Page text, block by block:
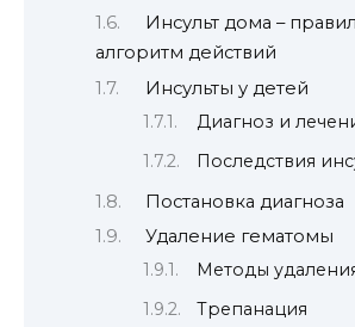
Инсульт дома –
алгоритм действий
Инсульты у детей
Диагноз и
Последствия
Постановка диагноза
Удаление гематомы
Методы
Трепанация